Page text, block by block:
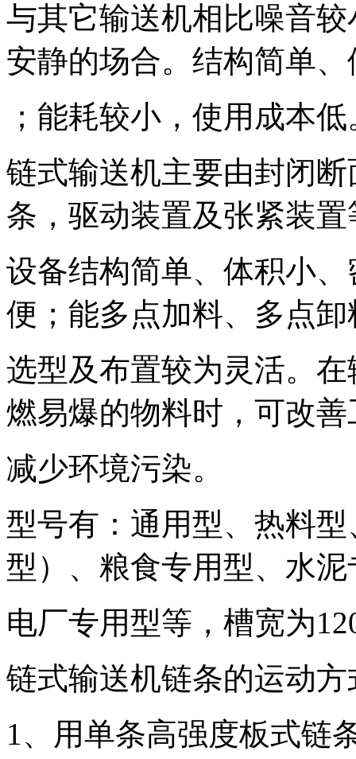
与其它输送机相比噪音
安静的场合。结构简单
；能耗较小，使用成本低
链式输送机主要由封闭
条，驱动装置及张紧装
设备结构简单、体积小
便；能多点加料、多点
选型及布置较为灵活。
燃易爆的物料时，可改
减少环境污染。
型号有：通用型、热料
型）、粮食专用型、水
电厂专用型等，槽宽为
链式输送机链条的运动方
1、用单条高强度板式链